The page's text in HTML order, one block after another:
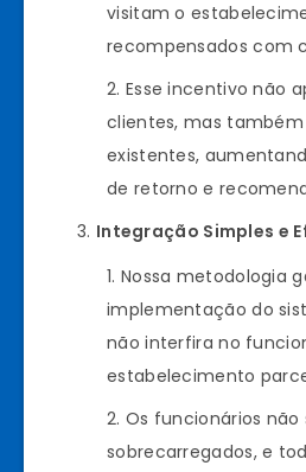
visitam o
recompensados com
Esse incentivo não
clientes, mas também
existentes,
de retorno e
Integração Simples e
Nossa metodologia
implementação do
não interfira no
estabelecimento
Os funcionários não
sobrecarregados, e